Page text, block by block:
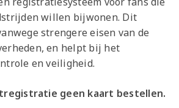
willen bijwonen. Dit
strengere eisen van de
en helpt bij het
en veiligheid.
geen kaart bestellen.